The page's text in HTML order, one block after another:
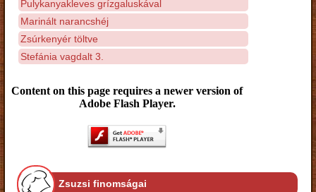
Pulykanyakleves grízgaluskával
Marinált narancshéj
Zsúrkenyér töltve
Stefánia vagdalt 3.
Content on this page requires a newer version of
Adobe Flash Player.
Zsuzsi finomságai